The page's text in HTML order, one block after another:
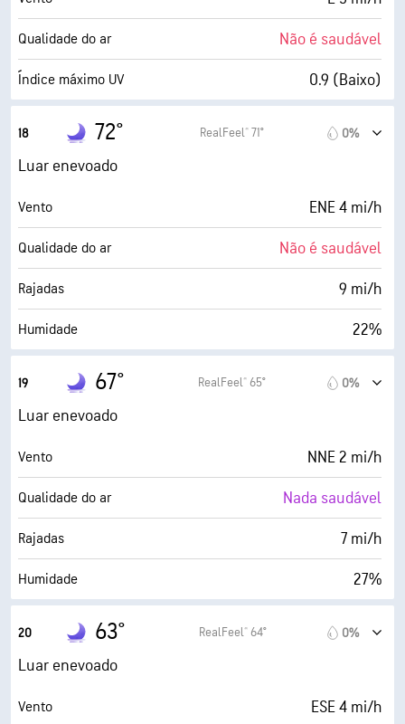
AccuLumen Brightness Index™ 10 (Muito claro)
Cobertura de nuvens 0%
Qualidade do ar Não é saudável
Índice máximo UV 0.9 (Baixo)
Humidade
Ponto de orvalho 30° F
AccuLumen Brightness Index™ 4 (Escuro)
Cobertura de nuvens 0%
Visibilidade 7 milhas
18 72° RealFeel® 71° 0%
Luar enevoado
Vento ENE 4 mi/h
Qualidade do ar Não é saudável
Rajadas 9 mi/h
Humidade 22%
Ponto de orvalho
AccuLumen Brightness Index™
Cobertura de nuvens 0%
Visibilidade 7 milhas
Teto de nuvens 30000 pés
19 67° RealFeel® 65° 0%
Luar enevoado
Vento NNE 2 mi/h
Qualidade do ar Nada saudável
Rajadas 7 mi/h
Humidade 27%
Ponto de orvalho
AccuLumen Brightness Index™
Cobertura de nuvens 0%
20 63° RealFeel® 64° 0%
Luar enevoado
Vento ESE 4 mi/h